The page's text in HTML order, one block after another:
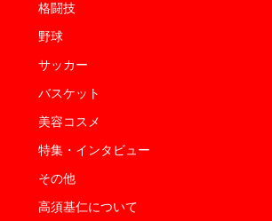
格闘技
野球
サッカー
バスケット
美容コスメ
特集・インタビュー
その他
高須基仁について